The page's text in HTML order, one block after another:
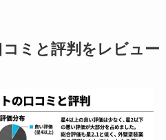
ミと評判をレビュー